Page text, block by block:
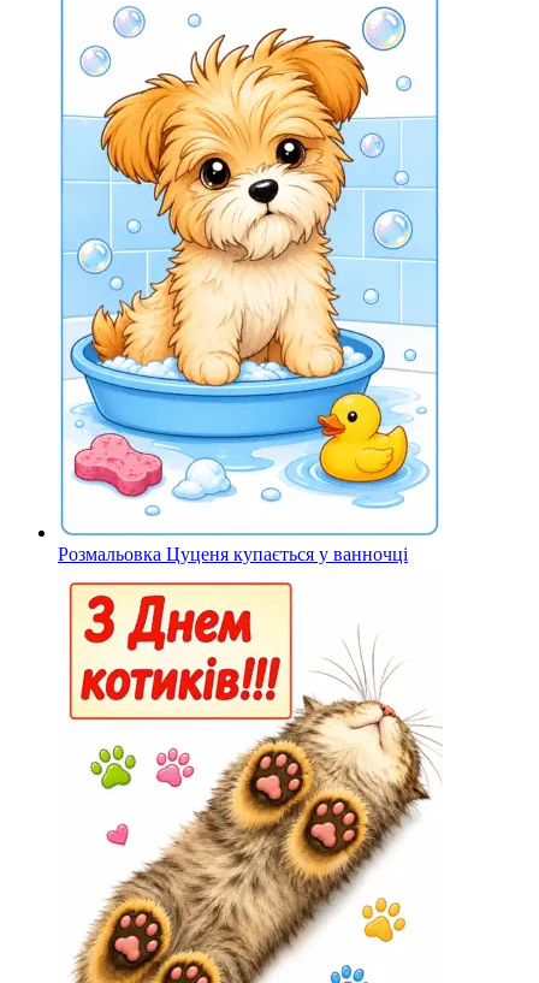
Розмальовка Цуценя купається у ванночці